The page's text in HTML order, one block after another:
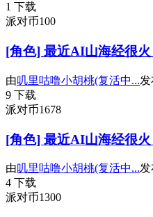
1 下载
派对币100
[角色] 最近AI山海经很火
由叽里咕噜小胡桃(复活中...
9 下载
派对币1678
[角色] 最近AI山海经很
由叽里咕噜小胡桃(复活中...
4 下载
派对币1300